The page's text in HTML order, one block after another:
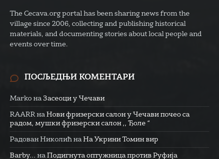
The Cecava.org portal has been sharing news from the
village since 2006, collecting and publishing historical
materials, and documenting stories about local people and
events over time.
ПОСЉЕДЊИ КОМЕНТАРИ
Marko на Засеоци у Чечави
RAARR на Нови фризерски салон у Чечави почео са
радом, мушки фризерски салон ,, Ђоле “
Радован Николић на На Укрини Томин вир
Barby... на Подигнута оптужница против Руфија